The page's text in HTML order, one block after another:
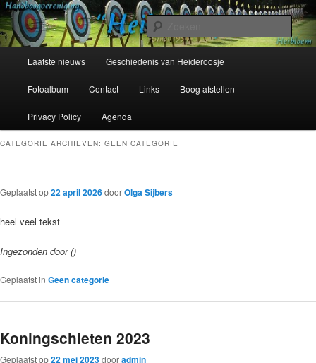
Spring
naar
de
primaire
Spring
naar
de
secundaireHandboogvereniging Heideroosje
Heibloem
Sinds 1954
Laatste nieuws Geschiedenis van Heideroosje
Fotoalbum Contact Links Boog afstellen
Privacy Policy Agenda
CATEGORIE ARCHIEVEN: GEEN CATEGORIE
Geplaatst op22 april 2026doorOlga Sijbers
heel veel tekst
Ingezonden door ()
Geplaatst in Geen categorie
Koningschieten 2023
Geplaatst op22 mei 2023dooradmin